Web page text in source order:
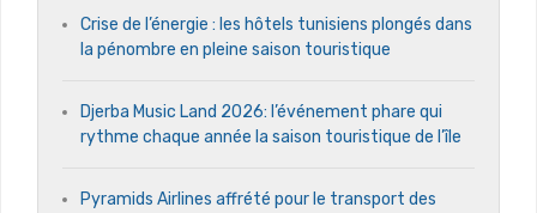
Crise de l’énergie : les hôtels tunisiens plongés dans
la pénombre en pleine saison touristique
Djerba Music Land 2026: l’événement phare qui
rythme chaque année la saison touristique de l’île
Pyramids Airlines affrété pour le transport des